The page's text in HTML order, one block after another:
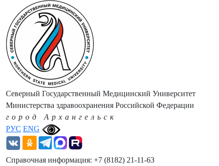
РУС ENG
Северный Государственный Медицинский Университет
Министерства здравоохранения Российской Федерации
город Архангельск
Справочная информация: +7 (8182) 21-11-63